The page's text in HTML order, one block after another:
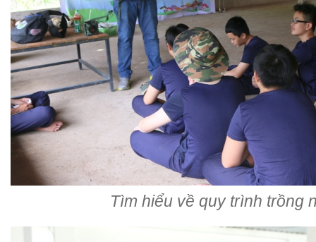
Tìm hiểu về quy trình trồng